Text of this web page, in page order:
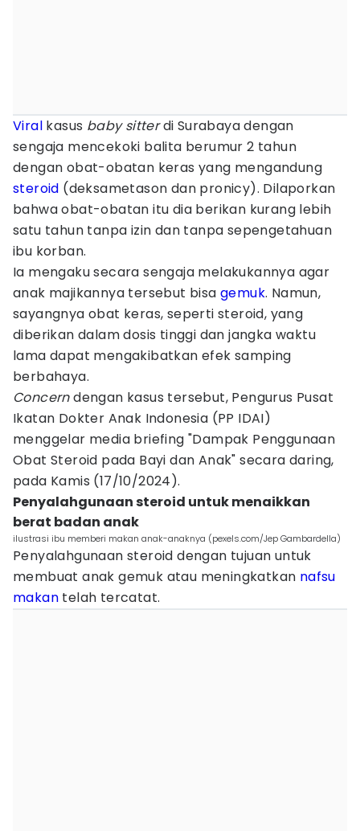
Viral kasus baby sitterdi Surabaya dengan
sengaja mencekoki balita berumur 2 tahun
dengan obat-obatan keras yang mengandung
steroid (deksametason dan pronicy). Dilaporkan
bahwa obat-obatan itu dia berikan kurang lebih
satu tahun tanpa izin dan tanpa sepengetahuan
ibu korban.
Ia mengaku secara sengaja melakukannya agar
anak majikannya tersebut bisa gemuk. Namun,
sayangnya obat keras, seperti steroid, yang
diberikan dalam dosis tinggi dan jangka waktu
lama dapat mengakibatkan efek samping
berbahaya.
Concerndengan kasus tersebut, Pengurus Pusat
Ikatan Dokter Anak Indonesia (PP IDAI)
menggelar media briefing "Dampak Penggunaan
Obat Steroid pada Bayi dan Anak" secara daring,
pada Kamis (17/10/2024).
Penyalahgunaan steroid untuk menaikkan
berat badan anak
ilustrasi ibu memberi makan anak-anaknya (pexels.com/Jep Gambardella)
Penyalahgunaan steroid dengan tujuan untuk
membuat anak gemuk atau meningkatkan nafsu
makan telah tercatat.